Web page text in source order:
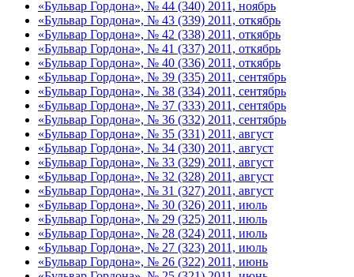
«Бульвар Гордона», № 44 (340) 2011, ноябрь
«Бульвар Гордона», № 43 (339) 2011, откябрь
«Бульвар Гордона», № 42 (338) 2011, откябрь
«Бульвар Гордона», № 41 (337) 2011, откябрь
«Бульвар Гордона», № 40 (336) 2011, откябрь
«Бульвар Гордона», № 39 (335) 2011, сентябрь
«Бульвар Гордона», № 38 (334) 2011, сентябрь
«Бульвар Гордона», № 37 (333) 2011, сентябрь
«Бульвар Гордона», № 36 (332) 2011, сентябрь
«Бульвар Гордона», № 35 (331) 2011, август
«Бульвар Гордона», № 34 (330) 2011, август
«Бульвар Гордона», № 33 (329) 2011, август
«Бульвар Гордона», № 32 (328) 2011, август
«Бульвар Гордона», № 31 (327) 2011, август
«Бульвар Гордона», № 30 (326) 2011, июль
«Бульвар Гордона», № 29 (325) 2011, июль
«Бульвар Гордона», № 28 (324) 2011, июль
«Бульвар Гордона», № 27 (323) 2011, июль
«Бульвар Гордона», № 26 (322) 2011, июнь